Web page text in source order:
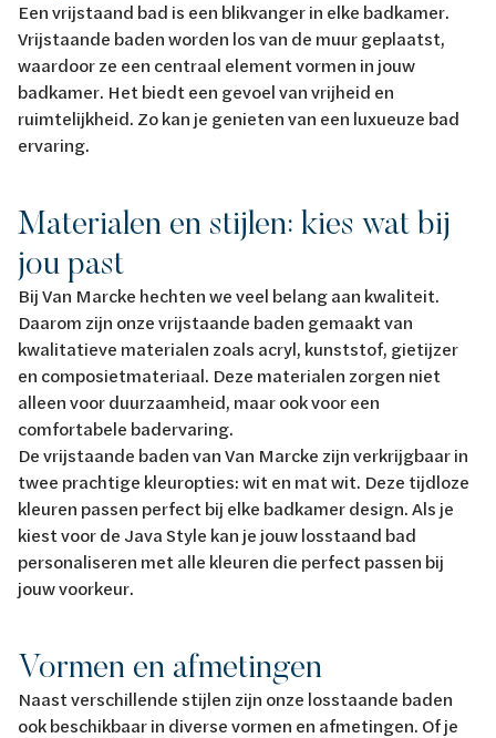
Een vrijstaand bad is een blikvanger in elke badkamer.
Vrijstaande baden worden los van de muur geplaatst,
waardoor ze een centraal element vormen in jouw
badkamer. Het biedt een gevoel van vrijheid en
ruimtelijkheid. Zo kan je genieten van een luxueuze bad
ervaring.
Materialen en stijlen: kies wat bij
jou past
Bij Van Marcke hechten we veel belang aan kwaliteit.
Daarom zijn onze vrijstaande baden gemaakt van
kwalitatieve materialen zoals acryl, kunststof, gietijzer
en composietmateriaal. Deze materialen zorgen niet
alleen voor duurzaamheid, maar ook voor een
comfortabele badervaring.
De vrijstaande baden van Van Marcke zijn verkrijgbaar in
twee prachtige kleuropties: wit en mat wit. Deze tijdloze
kleuren passen perfect bij elke badkamer design. Als je
kiest voor de Java Style kan je jouw losstaand bad
personaliseren met alle kleuren die perfect passen bij
jouw voorkeur.
Vormen en afmetingen
Naast verschillende stijlen zijn onze losstaande baden
ook beschikbaar in diverse vormen en afmetingen. Of je